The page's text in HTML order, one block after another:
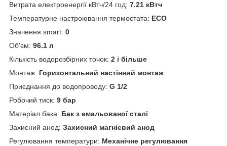
Витрата електроенергії кВтч/24 год: 7.21 кВтч
Температурне настроювання термостата: ЕСО
Значення smart: 0
Об'єм: 96.1 л
Кількість водорозбірних точок: 2 і більше
Монтаж: Горизонтальний настінний монтаж
Приєднання до водопроводу: G 1/2
Робочий тиск: 9 бар
Матеріал бака: Бак з емальованої сталі
Захисний анод: Захисний магнієвий анод
Регулювання температури: Механічне регулювання